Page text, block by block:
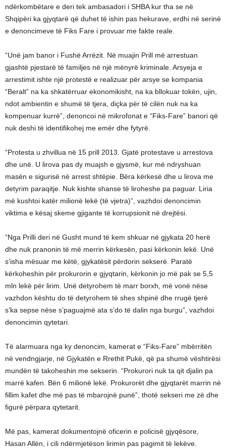
ndërkombëtare e deri tek ambasadori i SHBA kur tha se në
Shqipëri ka gjyqtarë që duhet të ishin pas hekurave, erdhi në serinë
e denoncimeve të Fiks Fare i provuar me fakte reale.
“Unë jam banor i Fushë Arrëzit. Në muajin Prill më arrestuan
gjashtë pjestarë të familjes në një mënyrë kriminale. Arsyeja e
arrestimit ishte një protestë e realizuar për arsye se kompania
“Beralt” na ka shkatërruar ekonomikisht, na ka bllokuar tokën, ujin,
ndot ambientin e shumë të tjera, diçka për të cilën nuk na ka
kompenuar kurrë”, denoncoi në mikrofonat e “Fiks-Fare” banori që
nuk deshi të identifikohej me emër dhe fytyrë.
“Protesta u zhvillua në 15 prill 2013. Gjatë protestave u arrestova
dhe unë. U lirova pas dy muajsh e gjysmë, kur më ndryshuan
masën e sigurisë në arrest shtëpie. Bëra kërkesë dhe u lirova me
detyrim paraqitje. Nuk kishte shanse të liroheshe pa paguar. Liria
më kushtoi katër milionë lekë (të vjetra)”, vazhdoi denoncimin
viktima e kësaj skeme gjigante të korrupsionit në drejtësi.
“Nga Prilli deri në Gusht mund të kem shkuar në gjykata 20 herë
dhe nuk pranonin të më merrin kërkesën, pasi kërkonin lekë. Unë
s’isha mësuar me këtë, gjykatësit përdorin sekserë. Paratë
kërkoheshin për prokurorin e gjyqtarin, kërkonin jo më pak se 5,5
mln lekë për lirim. Unë detyrohem të marr borxh, më vonë nëse
vazhdon kështu do të detyrohem të shes shpinë dhe rrugë tjerë
s’ka sepse nëse s’paguajmë ata s’do të dalin nga burgu”, vazhdoi
denoncimin qytetari.
Të alarmuara nga ky denoncim, kamerat e “Fiks-Fare” mbërritën
në vendngjarje, në Gjykatën e Rrethit Pukë, që pa shumë vështirësi
mundën të takoheshin me sekserin. “Prokurori nuk ta qit djalin pa
marrë kafen. Bën 6 milionë lekë. Prokurorët dhe gjyqtarët marrin në
fillim kafet dhe më pas të mbarojnë punë”, thotë sekseri me zë dhe
figurë përpara qytetarit.
Më pas, kamerat dokumentojnë oficerin e policisë gjyqësore,
Hasan Allën, i cili ndërmjetëson lirimin pas pagimit të lekëve.